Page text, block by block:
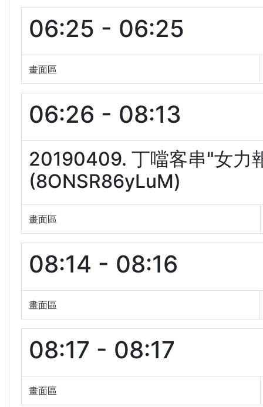
06:25 - 06:25
畫面區
06:26 - 08:13
20190409. 丁噹客串"女力
(8ONSR86yLuM)
畫面區
08:14 - 08:16
畫面區
08:17 - 08:17
畫面區